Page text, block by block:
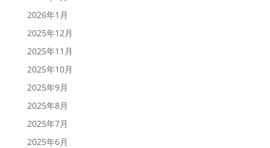
2026年1月
2025年12月
2025年11月
2025年10月
2025年9月
2025年8月
2025年7月
2025年6月